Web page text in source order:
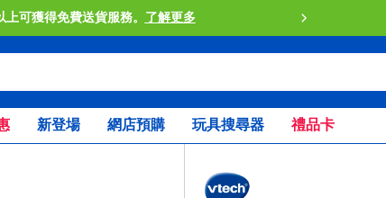
可獲得免費送貨服務。 了解更多
新登場 網店預購 玩具搜尋器 禮品卡